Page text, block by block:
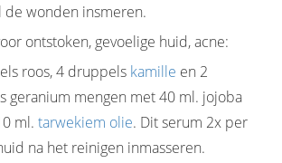
de wonden insmeren.
ontstoken, gevoelige huid, acne:
roos, 4 druppels kamille en 2
geranium mengen met 40 ml. jojoba
ml.tarwekiem olie. Dit serum 2x per
na het reinigen inmasseren.